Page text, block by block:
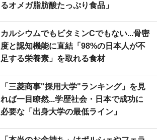
るオメガ脂肪酸たっぷり食品」
カルシウムでもビタミンCでもない...骨密
度と認知機能に直結「98%の日本人が不
足する栄養素」を取れる食材
「三菱商事"採用大学"ランキング」を見
れば一目瞭然...学歴社会・日本で成功に
必要な「出身大学の最低ライン」